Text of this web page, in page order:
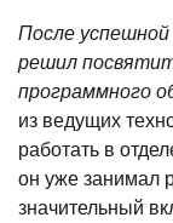
После
решил
программного
из ведущих
работать в
он уже занимал
значительный